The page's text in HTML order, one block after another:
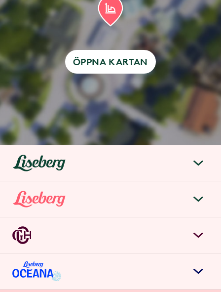
ÖPPNA KARTAN
liseberg.se
Om Liseberg
Kontakta oss
Jobba hos oss
Möten & event
Lisebergsparken
Biljetter & priser
Årspass
Kontakta oss
Grand Curiosa Hotel